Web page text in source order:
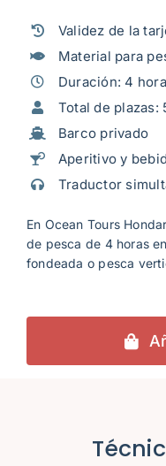
Validez de la
Material para
Duración: 4
Total de plazas:
Barco privado
Aperitivo y
Traductor
En Ocean Tours
de pesca de 4 horas
fondeada o pesca